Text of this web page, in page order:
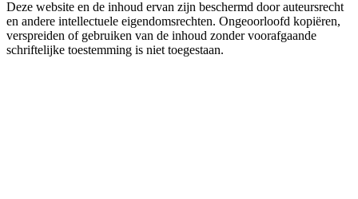
Deze website en de inhoud ervan zijn beschermd door auteursrecht
en andere intellectuele eigendomsrechten. Ongeoorloofd kopiëren,
verspreiden of gebruiken van de inhoud zonder voorafgaande
schriftelijke toestemming is niet toegestaan.